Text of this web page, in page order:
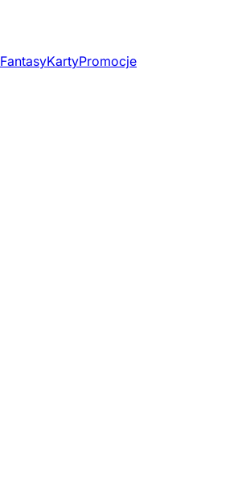
FantasyKartyPromocje